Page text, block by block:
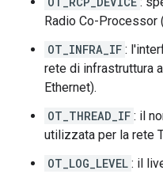
Radio Co-Processor
OT_INFRA_IF :
rete di infrastruttura
Ethernet).
OT_THREAD_IF : il
utilizzata per la rete
OT_LOG_LEVEL : il